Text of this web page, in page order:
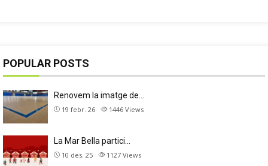
POPULAR POSTS
Renovem la imatge de…
19 febr. 26 1446 Views
La Mar Bella partici…
10 des. 25 1127 Views